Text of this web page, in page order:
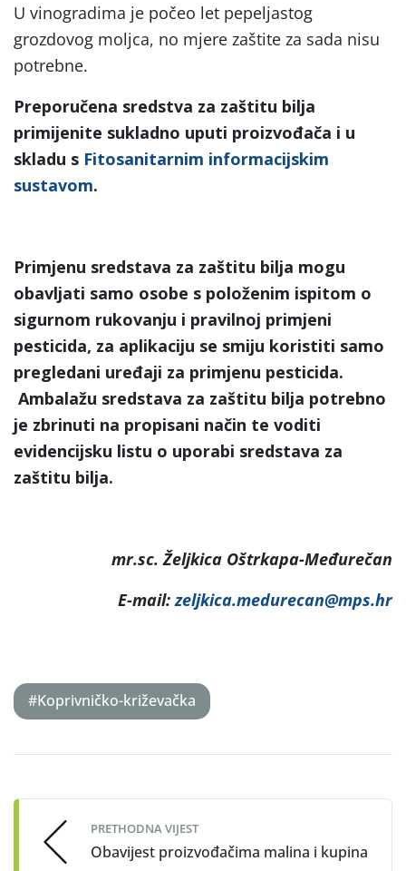
U vinogradima je počeo let pepeljastog
grozdovog moljca, no mjere zaštite za sada nisu
potrebne.
Preporučena sredstva za zaštitu bilja
primijenite sukladno uputi proizvođača i u
skladu s Fitosanitarnim informacijskim
sustavom.
Primjenu sredstava za zaštitu bilja mogu
obavljati samo osobe s položenim ispitom o
sigurnom rukovanju i pravilnoj primjeni
pesticida, za aplikaciju se smiju koristiti samo
pregledani uređaji za primjenu pesticida.
Ambalažu sredstava za zaštitu bilja potrebno
je zbrinuti na propisani način te voditi
evidencijsku listu o uporabi sredstava za
zaštitu bilja.
mr.sc. Željkica Oštrkapa-Međurečan
E-mail:zeljkica.medurecan@mps.hr
#Koprivničko-križevačka
navigation
PRETHODNA VIJEST
Obavijest proizvođačima malina i kupina